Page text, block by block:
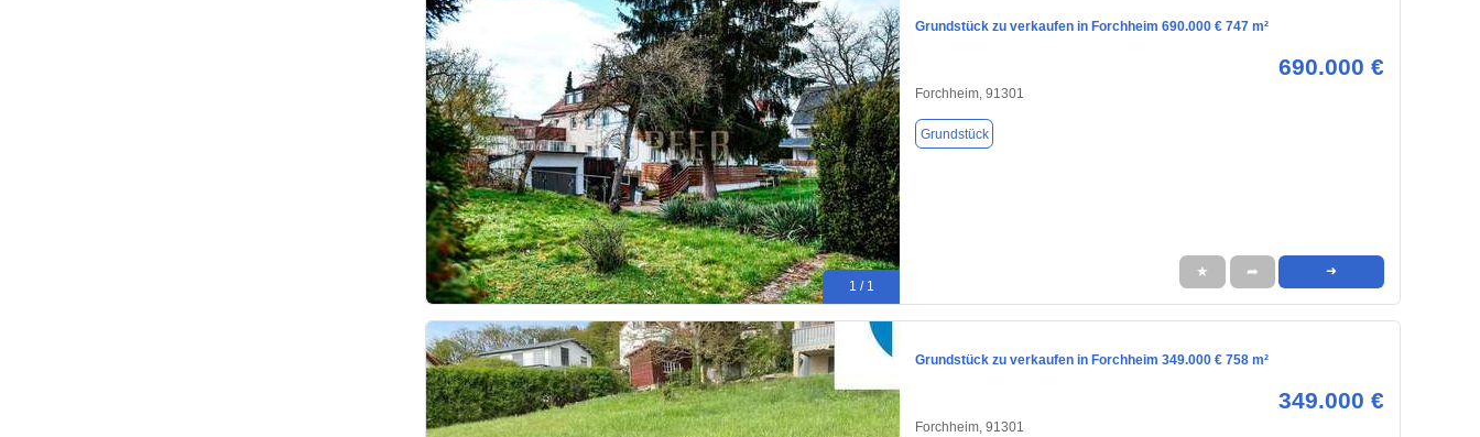
1 / 1
Grundstück zu verkaufen in Forchheim 690.000 € 747 m²
690.000 €
Forchheim, 91301
Grundstück
★ ➦ ➜
Grundstück zu verkaufen in Forchheim 349.000 € 758 m²
349.000 €
Forchheim, 91301